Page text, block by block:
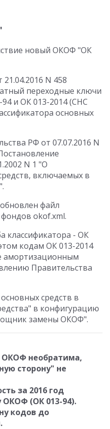
новый ОКОФ "ОК
N 458
переходные ключи
и ОК 013-2014 (СНС
основных
РФ от 07.07.2016 N
N 1 "О
включаемых в
файл
okof.xml.
классификатора - ОК
кодам ОК 013-2014
амортизационным
Правительства
средств в
в конфигурацию
замены ОКОФ".
необратима,
сторону" не
за 2016 год
ОКОФ (ОК 013-94).
кодов до